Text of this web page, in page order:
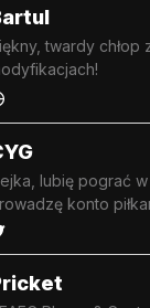
twardy chłop
lubię pograć
konto